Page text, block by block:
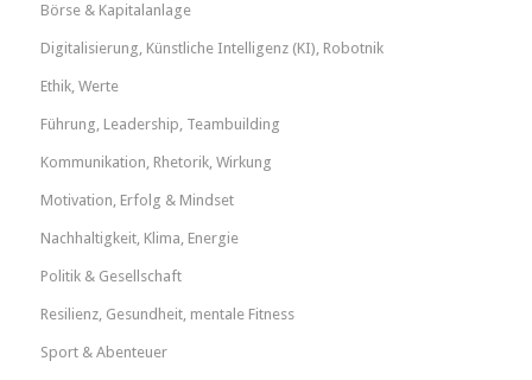
Börse & Kapitalanlage
Digitalisierung, Künstliche Intelligenz (KI), Robotnik
Ethik, Werte
Führung, Leadership, Teambuilding
Kommunikation, Rhetorik, Wirkung
Motivation, Erfolg & Mindset
Nachhaltigkeit, Klima, Energie
Politik & Gesellschaft
Resilienz, Gesundheit, mentale Fitness
Sport & Abenteuer